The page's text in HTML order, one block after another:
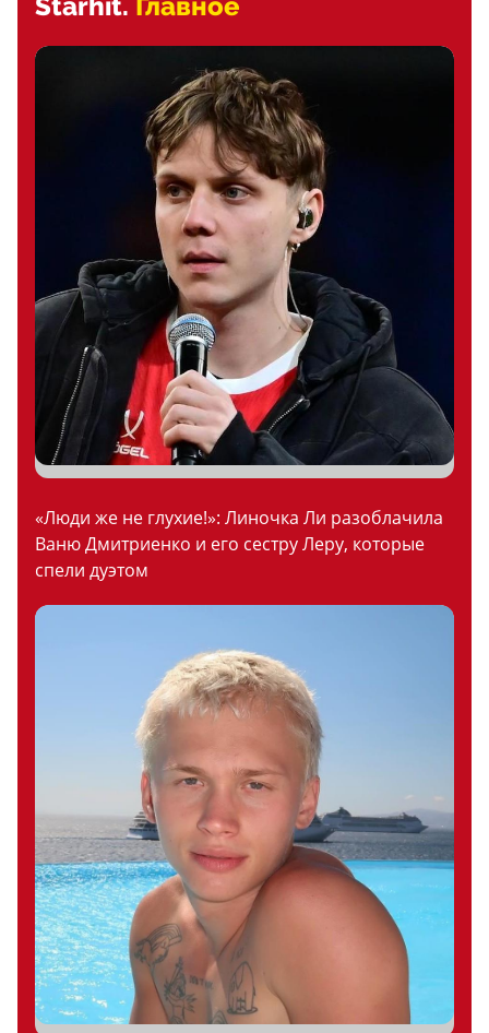
Starhit. Главное
«Люди же не глухие!»: Линочка Ли разоблачила
Ваню Дмитриенко и его сестру Леру, которые
спели дуэтом